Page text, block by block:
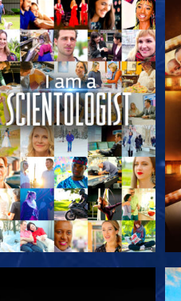
DÉCOUVRIR LES SÉRIES